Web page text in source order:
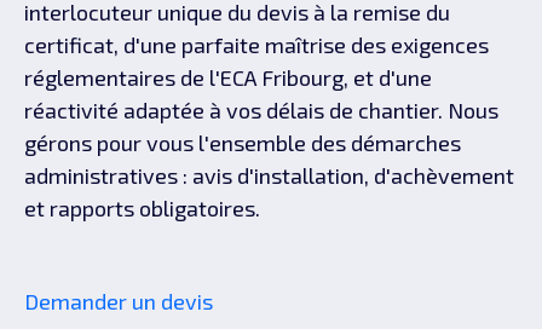
interlocuteur unique du devis à la remise du
certificat, d'une parfaite maîtrise des exigences
réglementaires de l'ECA Fribourg, et d'une
réactivité adaptée à vos délais de chantier. Nous
gérons pour vous l'ensemble des démarches
administratives : avis d'installation, d'achèvement
et rapports obligatoires.
Demander un devis